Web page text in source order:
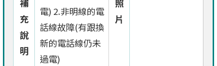
補
充
說
明
電) 2.非明線的電
話線故障(有跟換
新的電話線仍未
過電)
照
片